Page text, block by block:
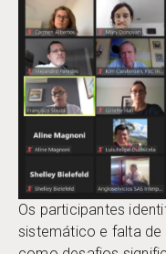
Os participantes
sistemático e falta de